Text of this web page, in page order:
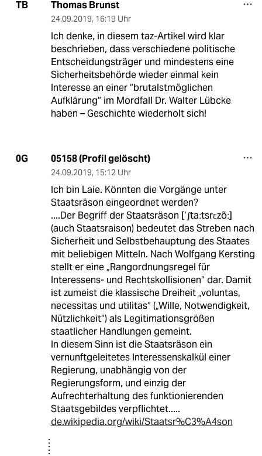
TB Thomas Brunst
24.09.2019, 16:19 Uhr
Ich denke, in diesem taz-Artikel wird klar
beschrieben, dass verschiedene politische
Entscheidungsträger und mindestens eine
Sicherheitsbehörde wieder einmal kein
Interesse an einer “brutalstmöglichen
Aufklärung“ im Mordfall Dr. Walter Lübcke
haben – Geschichte wiederholt sich!
0G 05158 (Profil gelöscht)
24.09.2019, 15:12 Uhr
Ich bin Laie. Könnten die Vorgänge unter
Staatsräson eingeordnet werden?
....Der Begriff der Staatsräson [ˈʃtaːtsrɛzõː]
(auch Staatsraison) bedeutet das Streben nach
Sicherheit und Selbstbehauptung des Staates
mit beliebigen Mitteln. Nach Wolfgang Kersting
stellt er eine „Rangordnungsregel für
Interessens- und Rechtskollisionen“ dar. Damit
ist zumeist die klassische Dreiheit „voluntas,
necessitas und utilitas“ („Wille, Notwendigkeit,
Nützlichkeit“) als Legitimationsgrößen
staatlicher Handlungen gemeint.
In diesem Sinn ist die Staatsräson ein
vernunftgeleitetes Interessenskalkül einer
Regierung, unabhängig von der
Regierungsform, und einzig der
Aufrechterhaltung des funktionierenden
Staatsgebildes verpflichtet.....
de.wikipedia.org/wiki/Staatsr%C3%A4son